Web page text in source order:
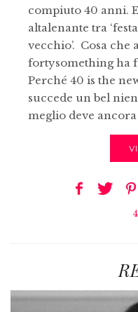
compiuto 40 anni.
altalenante tra
vecchio’. Cosa
fortysomething ha
Perché 40 is the
succede un bel
meglio deve